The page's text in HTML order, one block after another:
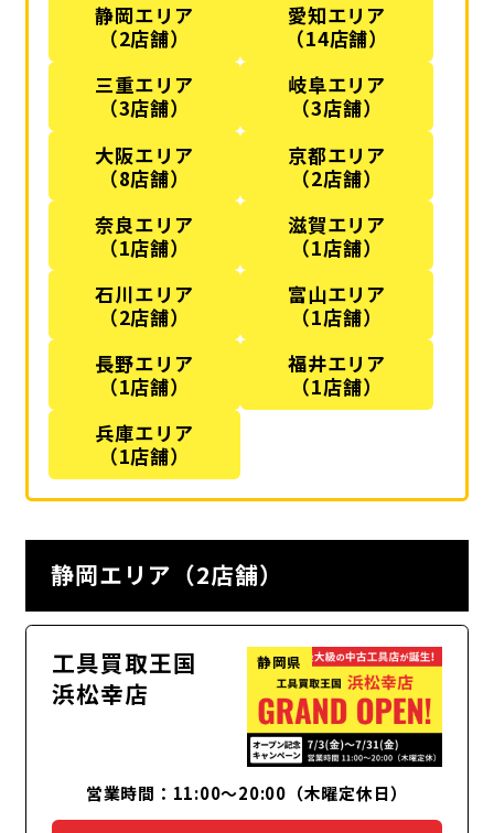
静岡エリア
（2店舗）
愛知エリア
（14店舗）
三重エリア
（3店舗）
岐阜エリア
（3店舗）
大阪エリア
（8店舗）
京都エリア
（2店舗）
奈良エリア
（1店舗）
滋賀エリア
（1店舗）
石川エリア
（2店舗）
富山エリア
（1店舗）
長野エリア
（1店舗）
福井エリア
（1店舗）
兵庫エリア
（1店舗）
静岡エリア（2店舗）
工具買取王国
浜松幸店
静岡県
営業時間：11:00〜20:00（木曜定休日）